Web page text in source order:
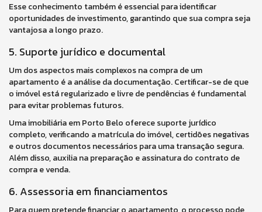
Esse conhecimento também é essencial para identificar
oportunidades de investimento, garantindo que sua compra seja
vantajosa a longo prazo.
5. Suporte jurídico e documental
Um dos aspectos mais complexos na compra de um
apartamento é a análise da documentação. Certificar-se de que
o imóvel está regularizado e livre de pendências é fundamental
para evitar problemas futuros.
Uma imobiliária em Porto Belo oferece suporte jurídico
completo, verificando a matrícula do imóvel, certidões negativas
e outros documentos necessários para uma transação segura.
Além disso, auxilia na preparação e assinatura do contrato de
compra e venda.
6. Assessoria em financiamentos